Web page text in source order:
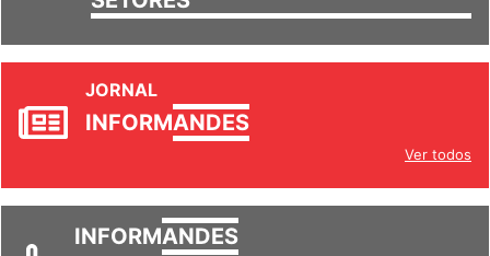
JORNAL
INFORMANDES
Ver todos
INFORMANDES